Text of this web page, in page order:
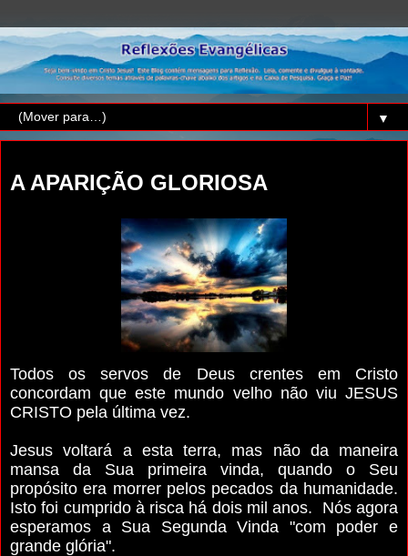
▼
A APARIÇÃO GLORIOSA
Todos os servos de Deus crentes em Cristo
concordam que este mundo velho não viu JESUS
CRISTO pela última vez.
Jesus voltará a esta terra, mas não da maneira
mansa da Sua primeira vinda, quando o Seu
propósito era morrer pelos pecados da humanidade.
Isto foi cumprido à risca há dois mil anos. Nós agora
esperamos a Sua Segunda Vinda "com poder e
grande glória".